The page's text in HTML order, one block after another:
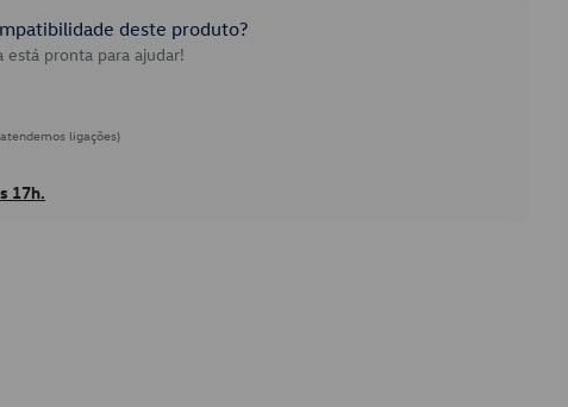
deste produto?
está pronta para ajudar!
ligações)
17h.